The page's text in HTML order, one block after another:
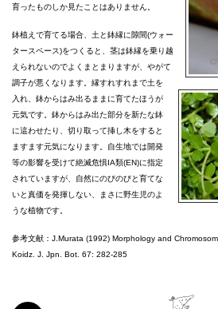
育ったものしか見たことはありません。
鉢植えで育てる場合、土と鉢縁に隙間(ウォー
タースペース)をつくると、茎は鉢縁を乗り越
えられないのでよくまとまりますが、やがて
調子が悪くなります。縁すれすれまで土を
入れ、鉢からはみ出るままに育てたほうが
元気です。鉢からはみ出た部分を新たな鉢
に這わせたり、切り取って挿し木をすると
ますます元気になります。自生地では開発
等の影響を受けて絶滅危惧IA類(EN)に指定
されていますが、自然にのびのびと育てな
いと真価を発揮しない、まさに野生児のよ
うな植物です。
参考文献：J.Murata (1992) Morphology and
Koidz. J. Jpn. Bot. 67: 282-285